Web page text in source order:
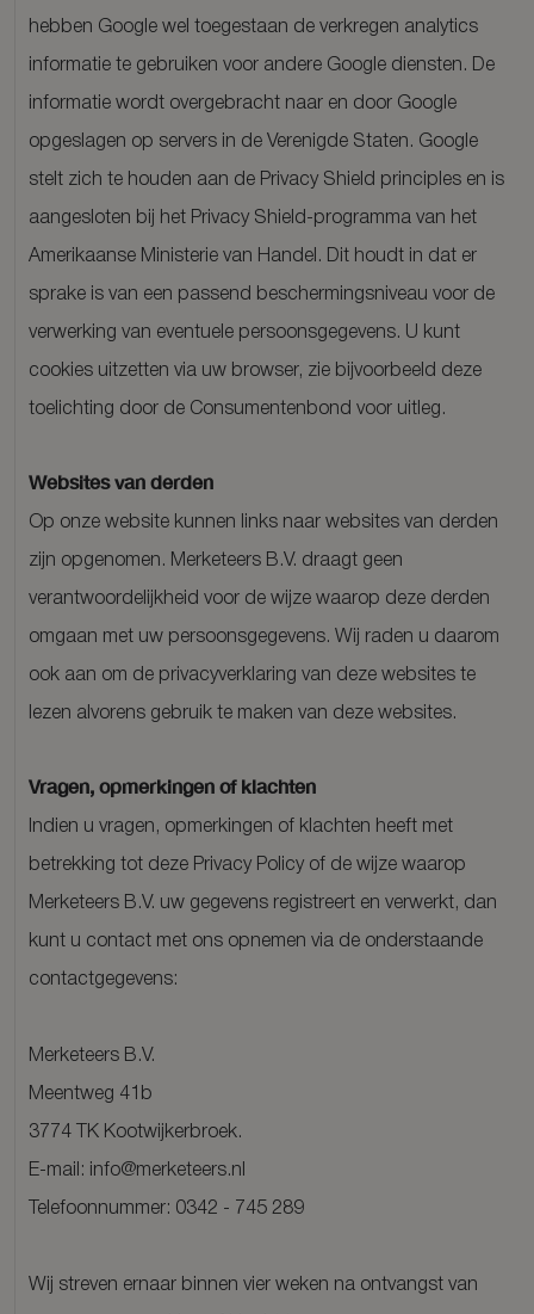
hebben Google wel toegestaan de verkregen analytics
informatie te gebruiken voor andere Google diensten. De
informatie wordt overgebracht naar en door Google
opgeslagen op servers in de Verenigde Staten. Google
stelt zich te houden aan de Privacy Shield principles en is
aangesloten bij het Privacy Shield-programma van het
Amerikaanse Ministerie van Handel. Dit houdt in dat er
sprake is van een passend beschermingsniveau voor de
verwerking van eventuele persoonsgegevens. U kunt
cookies uitzetten via uw browser, zie bijvoorbeeld deze
toelichting door de Consumentenbond voor uitleg.
Websites van derden
Op onze website kunnen links naar websites van derden
zijn opgenomen. Merketeers B.V. draagt geen
verantwoordelijkheid voor de wijze waarop deze derden
omgaan met uw persoonsgegevens. Wij raden u daarom
ook aan om de privacyverklaring van deze websites te
lezen alvorens gebruik te maken van deze websites.
Vragen, opmerkingen of klachten
Indien u vragen, opmerkingen of klachten heeft met
betrekking tot deze Privacy Policy of de wijze waarop
Merketeers B.V. uw gegevens registreert en verwerkt, dan
kunt u contact met ons opnemen via de onderstaande
contactgegevens:
Merketeers B.V.
Meentweg 41b
3774 TK Kootwijkerbroek.
E-mail: info@merketeers.nl
Telefoonnummer: 0342 - 745 289
Wij streven ernaar binnen vier weken na ontvangst van